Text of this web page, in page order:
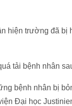
hiện trường đã
tải bệnh nhân
bệnh nhân bị
Đại học